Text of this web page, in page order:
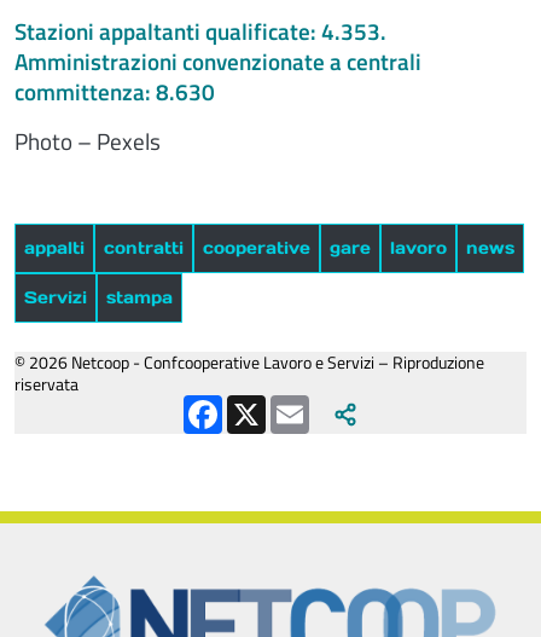
Stazioni appaltanti qualificate: 4.353.
Amministrazioni convenzionate a centrali
committenza: 8.630
Photo – Pexels
appalti contratti cooperative gare lavoro news
Servizi stampa
© 2026 Netcoop - Confcooperative Lavoro e Servizi – Riproduzione
riservata
Facebook
X Email